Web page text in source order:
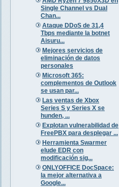
Single Channel vs Dual
Chan...
Ataque DDoS de 31,4
Tbps mediante la botnet
Aisuru...
Mejores servicios de
eliminación de datos
personales
Microsoft 365:
complementos de Outlook
se usan par...
Las ventas de Xbox
Series S y Series X se
hunden, ...
Explotan vulnerabilidad de
FreePBX para desplegar ...
Herramienta Swarmer
elude EDR con
modificación sig...
ONLYOFFICE DocSpace:
la mejor alternativa a
Google...